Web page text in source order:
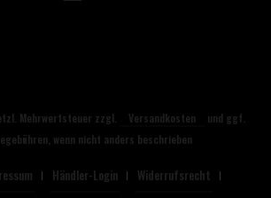
Mehrwertsteuer zzgl. Versandkosten
und ggf.
wenn nicht anders beschrieben
Händler-Login Widerrufsrecht